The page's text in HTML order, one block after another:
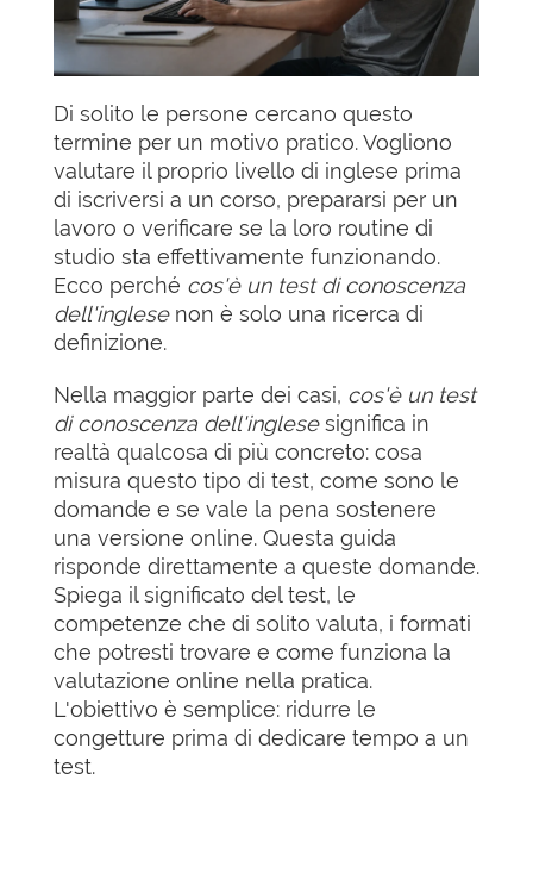
Di solito le persone cercano questo
termine per un motivo pratico. Vogliono
valutare il proprio livello di inglese prima
di iscriversi a un corso, prepararsi per un
lavoro o verificare se la loro routine di
studio sta effettivamente funzionando.
Ecco perché cos'è un test di conoscenza
dell'inglesenon è solo una ricerca di
definizione.
Nella maggior parte dei casi, cos'è un test
di conoscenza dell'inglesesignifica in
realtà qualcosa di più concreto: cosa
misura questo tipo di test, come sono le
domande e se vale la pena sostenere
una versione online. Questa guida
risponde direttamente a queste domande.
Spiega il significato del test, le
competenze che di solito valuta, i formati
che potresti trovare e come funziona la
valutazione online nella pratica.
L'obiettivo è semplice: ridurre le
congetture prima di dedicare tempo a un
test.